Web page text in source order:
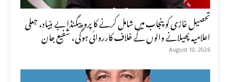
تحصیل غازی کو پنجاب میں شامل کرنے کا پروپیگنڈا بے بنیاد، جعلی
اعلامیہ پھیلانے والوں کے خلاف کارروائی ہوگی، شفیع جان
August 10, 2026